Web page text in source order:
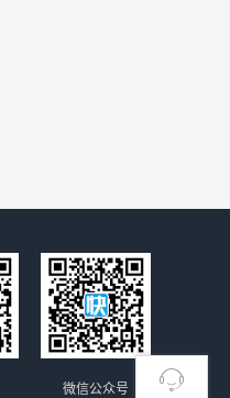
微信公众号